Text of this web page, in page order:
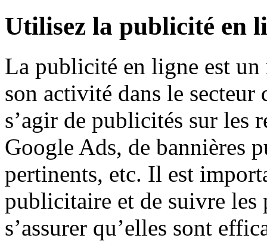
Utilisez la publicité en
La publicité en ligne est
son activité dans le secteur
s’agir de publicités sur les
Google Ads, de bannières
pertinents, etc. Il est
publicitaire et de suivre les
s’assurer qu’elles sont